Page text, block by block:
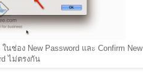
ช่อง New Password และ Confirm New
ไม่ตรงกัน